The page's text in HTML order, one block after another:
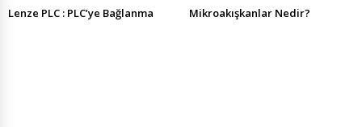
Lenze PLC : PLC’ye Bağlanma Mikroakışkanlar Nedir?